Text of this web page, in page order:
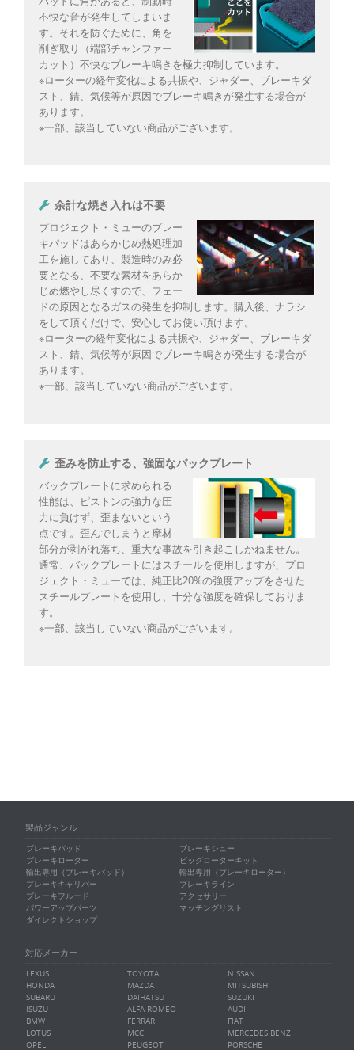
不快な音が発生してしまいま
す。それを防ぐために、角を
削ぎ取り（端部チャンファー
カット）不快なブレーキ鳴きを極力抑制しています。
※ローターの経年変化による共振や、ジャダー、ブレーキダ
スト、錆、気候等が原因でブレーキ鳴きが発生する場合が
あります。
※一部、該当していない商品がございます。
余計な焼き入れは不要
プロジェクト・ミューのブレー
キパッドはあらかじめ熱処理加
工を施してあり、製造時のみ必
要となる、不要な素材をあらか
じめ燃やし尽くすので、フェー
ドの原因となるガスの発生を抑制します。購入後、ナラシ
をして頂くだけで、安心してお使い頂けます。
※ローターの経年変化による共振や、ジャダー、ブレーキダ
スト、錆、気候等が原因でブレーキ鳴きが発生する場合が
あります。
※一部、該当していない商品がございます。
歪みを防止する、強固なバックプレート
バックプレートに求められる
性能は、ピストンの強力な圧
力に負けず、歪まないという
点です。歪んでしまうと摩材
部分が剥がれ落ち、重大な事故を引き起こしかねません。
通常、バックプレートにはスチールを使用しますが、プロ
ジェクト・ミューでは、純正比20%の強度アップをさせた
スチールプレートを使用し、十分な強度を確保しておりま
す。
※一部、該当していない商品がございます。
製品ジャンル
ブレーキパッド
ブレーキシュー
ブレーキローター
ビッグローターキット
輸出専用（ブレーキパッド）
輸出専用（ブレーキローター）
ブレーキキャリパー
ブレーキライン
ブレーキフルード
アクセサリー
パワーアップパーツ
マッチングリスト
ダイレクトショップ
対応メーカー
LEXUS TOYOTA
NISSAN
HONDA
MAZDA
MITSUBISHI
SUBARU
DAIHATSU
SUZUKI
ISUZU
ALFA ROMEO
AUDI
BMW
FERRARI
FIAT
LOTUS
MCC
MERCEDES BENZ
OPEL
PEUGEOT PORSCHE